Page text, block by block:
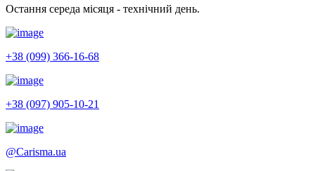
Остання середа місяця - технічний день.
+38 (099) 366-16-68
+38 (097) 905-10-21
@Carisma.ua